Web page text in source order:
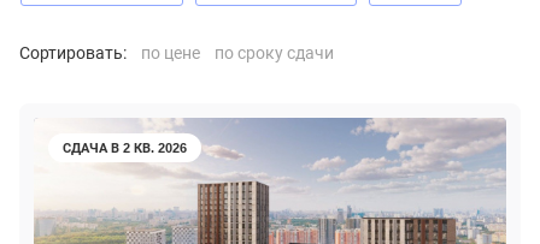
Сортировать: по цене по сроку сдачи
СДАЧА В 2 КВ. 2026